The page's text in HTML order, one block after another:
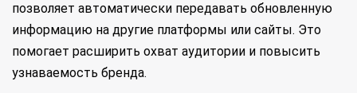
позволяет автоматически передавать обновленную
информацию на другие платформы или сайты. Это
помогает расширить охват аудитории и повысить
узнаваемость бренда.